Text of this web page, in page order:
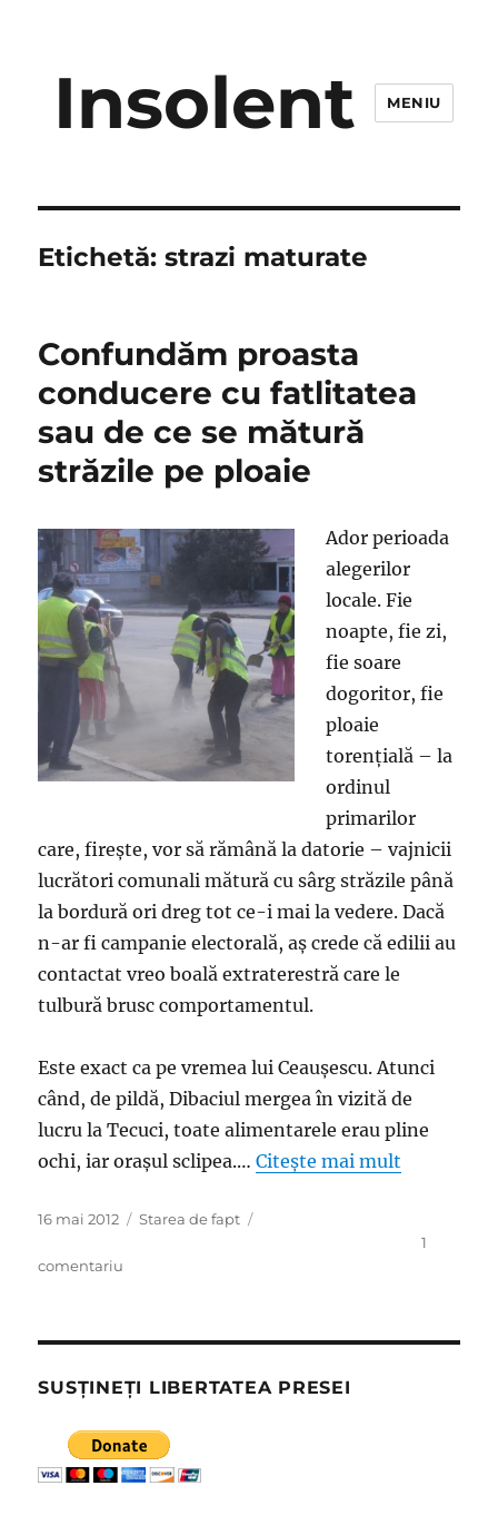
Insolent MENIU
Etichetă:strazi maturate
Confundăm proasta
conducere cu fatlitatea
sau de ce se mătură
străzile pe ploaie
Ador perioada
alegerilor
locale. Fie
noapte, fie zi,
fie soare
dogoritor, fie
ploaie
torenţială – la
ordinul
primarilor
care, fireşte, vor să rămână la datorie – vajnicii
lucrători comunali mătură cu sârg străzile până
la bordură ori dreg tot ce-i mai la vedere. Dacă
n-ar fi campanie electorală, aş crede că edilii au
contactat vreo boală extraterestră care le
tulbură brusc comportamentul.
Este exact ca pe vremea lui Ceauşescu. Atunci
când, de pildă, Dibaciul mergea în vizită de
lucru la Tecuci, toate alimentarele erau pline
ochi, iar oraşul sclipea.…Citește mai mult
Publicat
16 mai 2012 Categorii
Starea de fapt
1
comentariu
fatlitatea
sau
de
ce
se
SUSȚINEȚI LIBERTATEA PRESEI